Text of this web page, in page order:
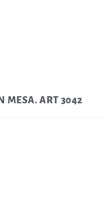
MESA. ART 3042